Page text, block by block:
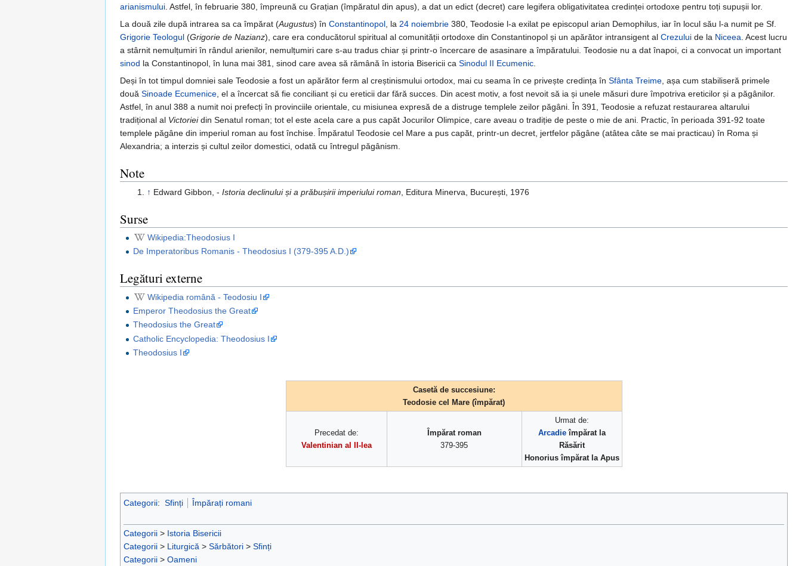
arianismului. Astfel, în februarie 380, împreună cu Grațian (împăratul din apus), a dat un edict (decret) care legifera obligativitatea credinței ortodoxe pentru toți supușii lor.
La două zile după intrarea sa ca împărat (Augustus) în Constantinopol, la 24 noiembrie 380, Teodosie l-a exilat pe episcopul arian Demophilus, iar în locul său l-a numit pe Sf.
Grigorie Teologul (Grigorie de Nazianz), care era conducătorul spiritual al comunității ortodoxe din Constantinopol și un apărător intransigent al Crezului de la Niceea. Acest lucru
a stârnit nemulțumiri în rândul arienilor, nemulțumiri care s-au tradus chiar și printr-o încercare de asasinare a împăratului. Teodosie nu a dat înapoi, ci a convocat un important
sinod la Constantinopol, în luna mai 381, sinod care avea să rămână în istoria Bisericii ca Sinodul II Ecumenic.
Deși în tot timpul domniei sale Teodosie a fost un apărător ferm al creștinismului ortodox, mai cu seama în ce privește credința în Sfânta Treime, așa cum stabiliseră primele
două Sinoade Ecumenice, el a încercat să fie conciliant și cu ereticii dar fără succes. Din acest motiv, a fost nevoit să ia și unele măsuri dure împotriva ereticilor și a păgânilor.
Astfel, în anul 388 a numit noi prefecți în provinciile orientale, cu misiunea expresă de a distruge templele zeilor păgâni. În 391, Teodosie a refuzat restaurarea altarului
tradițional al Victorieidin Senatul roman; tot el este acela care a pus capăt Jocurilor Olimpice, care aveau o tradiție de peste o mie de ani. Practic, în perioada 391-92 toate
templele păgâne din imperiul roman au fost închise. Împăratul Teodosie cel Mare a pus capăt, printr-un decret, jertfelor păgâne (atâtea câte se mai practicau) în Roma și
Alexandria; a interzis și cultul zeilor domestici, odată cu întregul păgânism.
Note
↑ Edward Gibbon, - Istoria declinului și a prăbușirii imperiului roman , Editura Minerva, București, 1976
Surse
Wikipedia:Theodosius I
De Imperatoribus Romanis - Theodosius I (379-395 A.D.)
Legături externe
Wikipedia română - Teodosiu I
Emperor Theodosius the Great
Theodosius the Great
Catholic Encyclopedia: Theodosius I
Theodosius I
Casetă de succesiune:
Teodosie cel Mare (împărat)
Precedat de:
Valentinian al II-lea
Împărat roman
379-395
Urmat de:
Arcadieîmpărat la
Răsărit
Honorius împărat la Apus
Categorii: Sfinți Împărați romani
Categorii > Istoria Bisericii
Categorii > Liturgică > Sărbători > Sfinți
Categorii > Oameni